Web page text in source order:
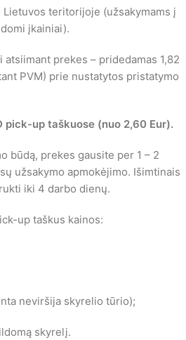
teritorijoje (užsakymams į
įkainiai).
prekes – pridedamas 1,82
PVM) prie nustatytos pristatymo
pick-up taškuose (nuo 2,60 Eur).
būdą, prekes gausite per 1 – 2
užsakymo apmokėjimo. Išimtinais
iki 4 darbo dienų.
up taškus kainos:
neviršija skyrelio tūrio);
skyrelį.